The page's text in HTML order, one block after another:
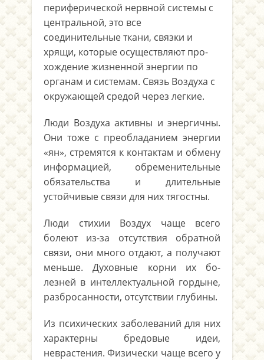
периферической нервной системы с
центральной, это все
соединительные ткани, связки и
хрящи, которые осуществляют про­
хождение жизненной энергии по
органам и системам. Связь Воздуха с
окружающей средой через легкие.
Люди Воздуха активны и энергичны.
Они тоже с преобладанием энергии
«ян», стремятся к контактам и обмену
информацией, обреме­нительные
обязательства и длительные
устойчивые связи для них тя­гостны.
Люди стихии Воздух чаще всего
болеют из-за отсутствия обратной
связи, они много отдают, а получают
меньше. Духовные корни их бо­
лезней в интеллектуальной гордыне,
разбросанности, отсутствии глу­бины.
Из психических заболеваний для них
характерны бредовые идеи,
неврастения. Физически чаще всего у